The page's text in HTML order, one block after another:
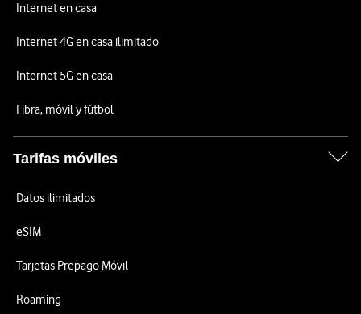
Internet en casa
Internet 4G en casa ilimitado
Internet 5G en casa
Fibra, móvil y fútbol
Tarifas móviles
Datos ilimitados
eSIM
Tarjetas Prepago Móvil
Roaming